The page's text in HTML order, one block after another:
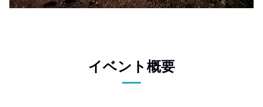
イベント概要